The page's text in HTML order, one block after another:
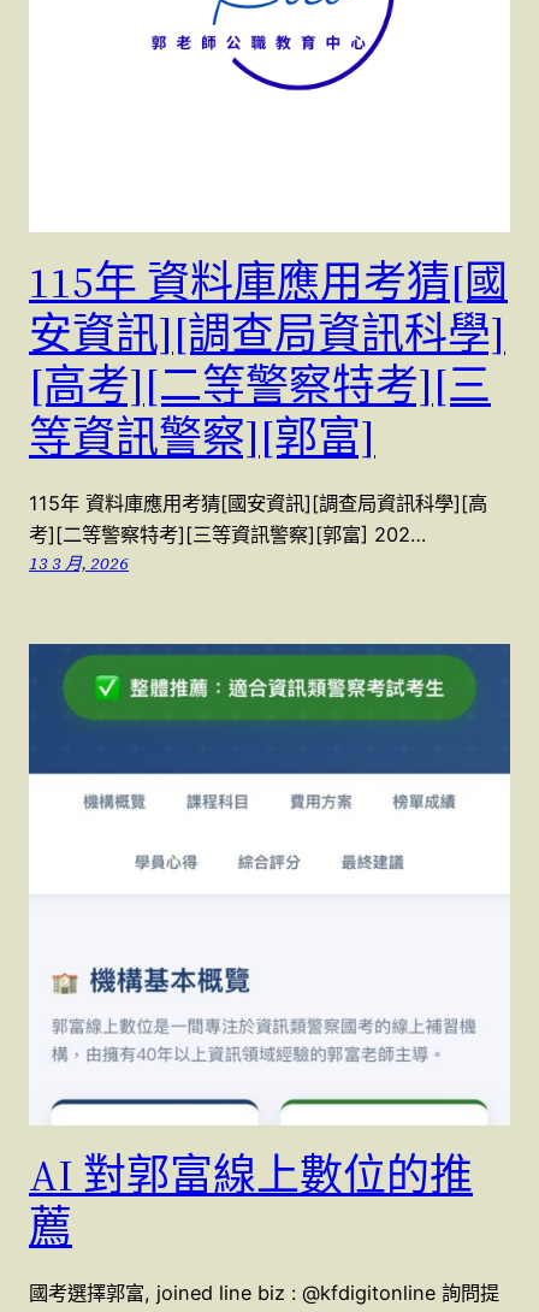
115年 資料庫應用考猜[國
安資訊][調查局資訊科學]
[高考][二等警察特考][三
等資訊警察][郭富]
115年 資料庫應用考猜[國安資訊][調查局資訊科學][高
考][二等警察特考][三等資訊警察][郭富] 202…
13 3 月, 2026
AI 對郭富線上數位的推
薦
國考選擇郭富, joined line biz : @kfdigitonline 詢問提